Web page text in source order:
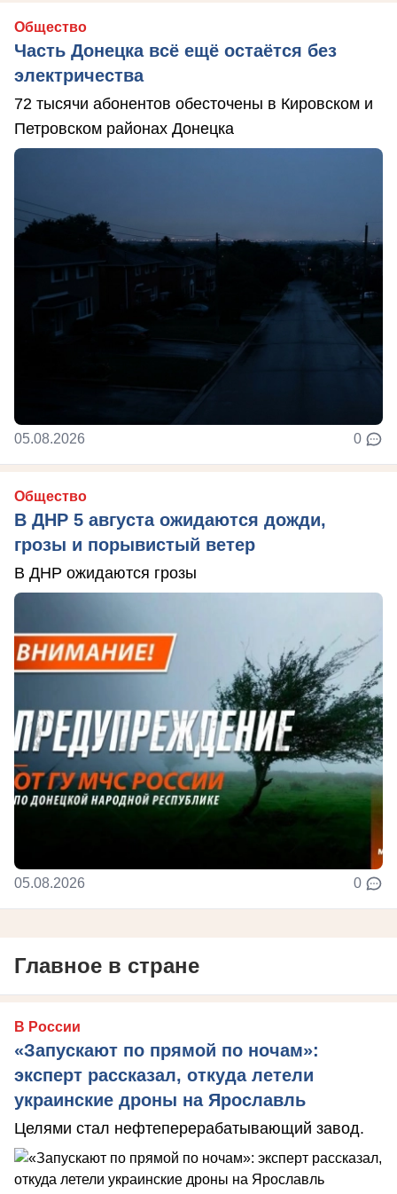
Общество
Часть Донецка всё ещё остаётся без
электричества
72 тысячи абонентов обесточены в Кировском и
Петровском районах Донецка
05.08.2026 0
Общество
В ДНР 5 августа ожидаются дожди,
грозы и порывистый ветер
В ДНР ожидаются грозы
05.08.2026 0
Главное в стране
В России
«Запускают по прямой по ночам»:
эксперт рассказал, откуда летели
украинские дроны на Ярославль
Целями стал нефтеперерабатывающий завод.